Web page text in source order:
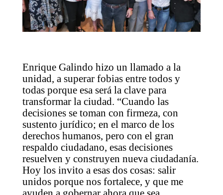
Enrique Galindo hizo un llamado a la
unidad, a superar fobias entre todos y
todas porque esa será la clave para
transformar la ciudad. “Cuando las
decisiones se toman con firmeza, con
sustento jurídico; en el marco de los
derechos humanos, pero con el gran
respaldo ciudadano, esas decisiones
resuelven y construyen nueva ciudadanía.
Hoy los invito a esas dos cosas: salir
unidos porque nos fortalece, y que me